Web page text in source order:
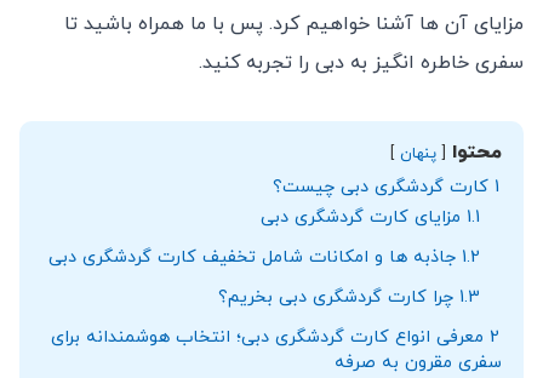
مزایای آن ‌ها آشنا خواهیم کرد. پس با ما همراه باشید تا
سفری خاطره ‌انگیز به دبی را تجربه کنید.
محتوا پنهان
1 کارت گردشگری دبی چیست؟
1.1 مزایای کارت گردشگری دبی
1.2 جاذبه‌ ها و امکانات شامل تخفیف کارت گردشگری دبی
1.3 چرا کارت گردشگری دبی بخریم؟
2 معرفی انواع کارت گردشگری دبی؛ انتخاب هوشمندانه برای
سفری مقرون ‌به‌ صرفه